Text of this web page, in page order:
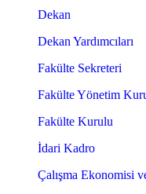
Dekan
Dekan Yardımcıları
Fakülte Sekreteri
Fakülte Yönetim
Fakülte Kurulu
İdari Kadro
Çalışma Ekonomisi